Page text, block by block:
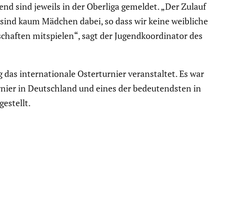
sind jeweils in der Oberliga gemeldet. „Der Zulauf
kaum Mädchen dabei, so dass wir keine weibliche
mitspielen“, sagt der Jugend­ko­or­di­nator des
das inter­na­tio­nale Oster­tur­nier veran­staltet. Es war
in Deutsch­land und eines der bedeu­tendsten in